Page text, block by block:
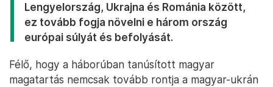
Lengyelország, Ukrajna és Románia között,
ez tovább fogja növelni e három ország
európai súlyát és befolyását.
Félő, hogy a háborúban tanúsított magyar
magatartás nemcsak tovább rontja a magyar-ukrán